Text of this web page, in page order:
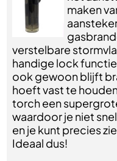
maken
verstelbare
handige lock
ook gewoon blijft
hoeft vast te
torch een
waardoor je niet
en je kunt precies
Ideaal dus!